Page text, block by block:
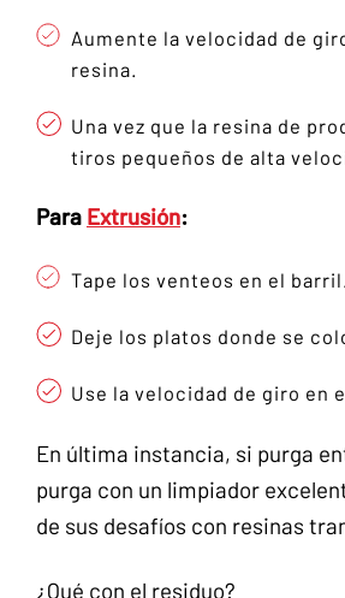
Aumente la velocidad de
resina.
Una vez que la resina de
tiros pequeños de alta
Para Extrusión:
Tape los venteos en el barril.
Deje los platos donde se
Use la velocidad de giro en
En última instancia, si purga
purga con un limpiador
de sus desafíos con resinas
¿Qué con el residuo?